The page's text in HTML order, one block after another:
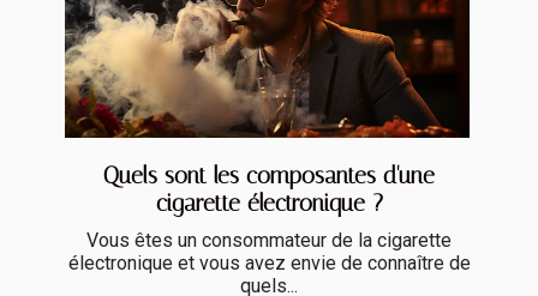
Quels sont les composantes d'une
cigarette électronique ?
Vous êtes un consommateur de la cigarette
électronique et vous avez envie de connaître de
quels...